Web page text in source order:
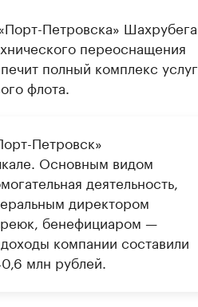
Петровска» Шахрубега
переоснащения
полный комплекс услуг
флота.
Петровск»
Основным видом
деятельность,
директором
бенефициаром —
компании составили
млн рублей.